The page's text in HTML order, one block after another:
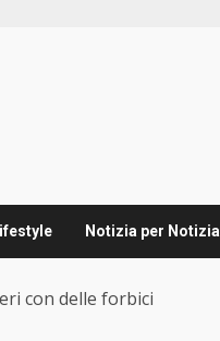
Notizia per Notizia
con delle forbici